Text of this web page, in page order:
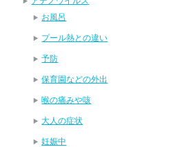
お風呂
プール熱との違い
予防
保育園などの外出
喉の痛みや咳
大人の症状
妊娠中